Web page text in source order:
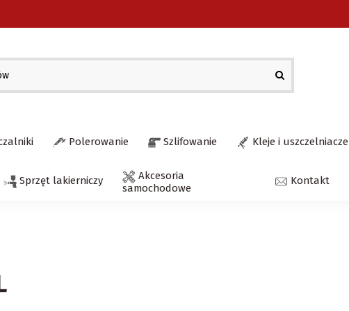
Polerowanie Szlifowanie Kleje i uszczelniacze
Sprzęt lakierniczy
Akcesoria
samochodowe
Kontakt